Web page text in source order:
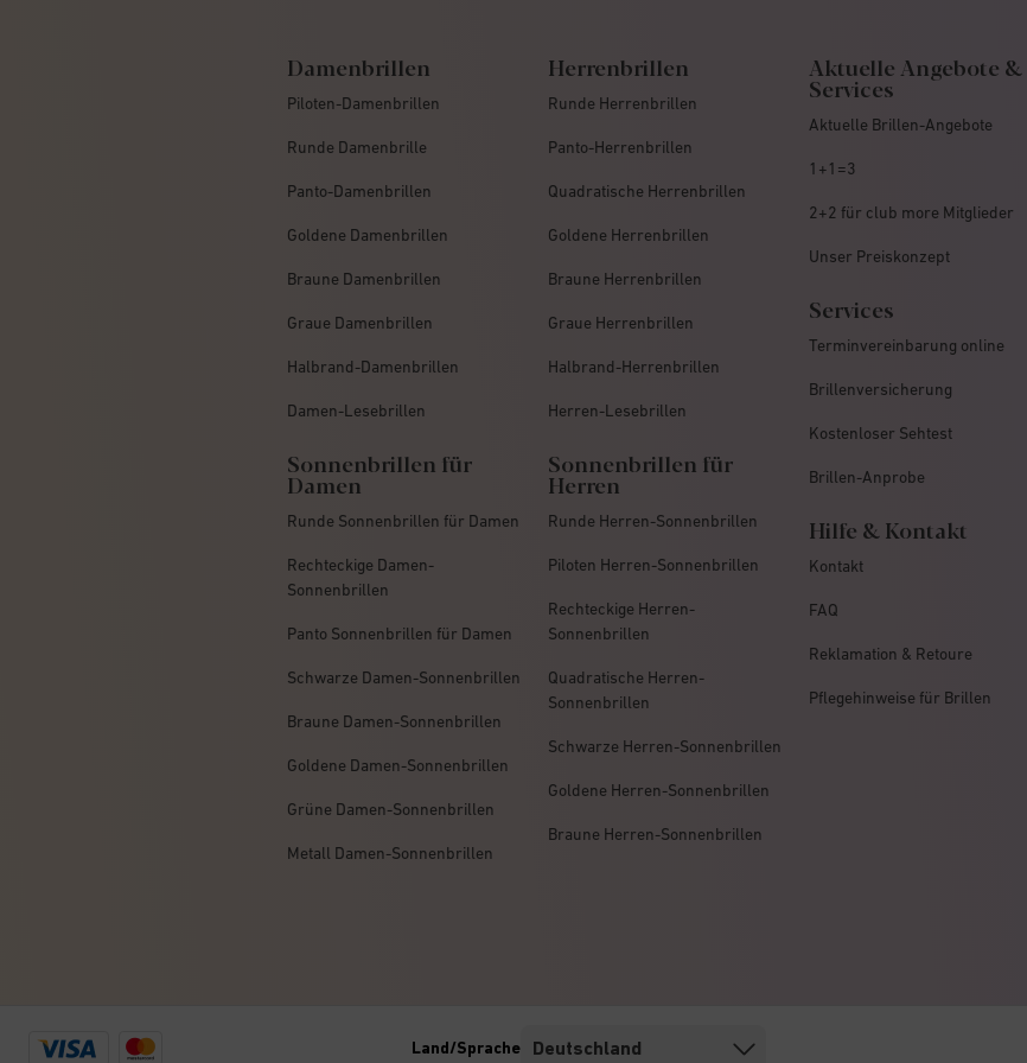
Damenbrillen
Piloten-Damenbrillen
Runde Damenbrille
Panto-Damenbrillen
Goldene Damenbrillen
Braune Damenbrillen
Graue Damenbrillen
Halbrand-Damenbrillen
Damen-Lesebrillen
Sonnenbrillen für
Damen
Runde Sonnenbrillen für Damen
Rechteckige Damen-
Sonnenbrillen
Panto Sonnenbrillen für Damen
Schwarze Damen-Sonnenbrillen
Braune Damen-Sonnenbrillen
Goldene Damen-Sonnenbrillen
Grüne Damen-Sonnenbrillen
Metall Damen-Sonnenbrillen
Herrenbrillen
Runde Herrenbrillen
Panto-Herrenbrillen
Quadratische Herrenbrillen
Goldene Herrenbrillen
Braune Herrenbrillen
Graue Herrenbrillen
Halbrand-Herrenbrillen
Herren-Lesebrillen
Sonnenbrillen für
Herren
Runde Herren-Sonnenbrillen
Piloten Herren-Sonnenbrillen
Rechteckige Herren-
Sonnenbrillen
Quadratische Herren-
Sonnenbrillen
Schwarze Herren-Sonnenbrillen
Goldene Herren-Sonnenbrillen
Braune Herren-Sonnenbrillen
Aktuelle Angebote &
Services
Aktuelle Brillen-Angebote
1+1=3
2+2 für club more Mitglieder
Unser Preiskonzept
Services
Terminvereinbarung online
Brillenversicherung
Kostenloser Sehtest
Brillen-Anprobe
Hilfe & Kontakt
Kontakt
FAQ
Reklamation & Retoure
Pflegehinweise für Brillen
Visa
Mastercard
Land/Sprache